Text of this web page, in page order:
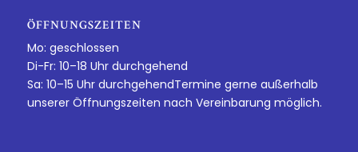
ÖFFNUNGSZEITEN
Mo: geschlossen
Di-Fr: 10–18 Uhr durchgehend
Sa: 10–15 Uhr durchgehendTermine gerne außerhalb
unserer Öffnungszeiten nach Vereinbarung möglich.